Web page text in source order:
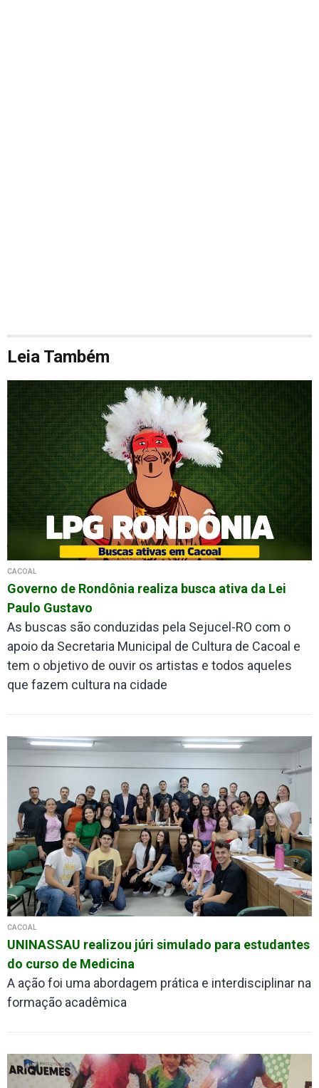
Leia Também
CACOAL
Governo de Rondônia realiza busca ativa da Lei
Paulo Gustavo
As buscas são conduzidas pela Sejucel-RO com o
apoio da Secretaria Municipal de Cultura de Cacoal e
tem o objetivo de ouvir os artistas e todos aqueles
que fazem cultura na cidade
CACOAL
UNINASSAU realizou júri simulado para estudantes
do curso de Medicina
A ação foi uma abordagem prática e interdisciplinar na
formação acadêmica